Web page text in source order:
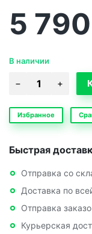
5 790
В наличии
Избранное
Быстрая
Отправка со
Доставка по
Отправка
Курьерская